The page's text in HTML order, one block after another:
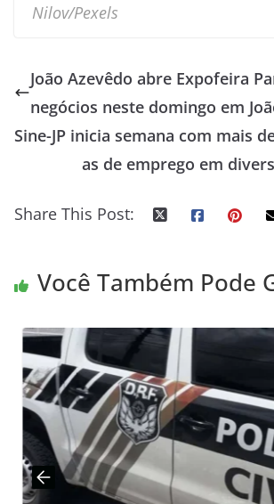
Nilov/Pexels
João Azevêdo abre Expofeira
negócios neste domingo em
Sine-JP inicia semana com mais
as de emprego em
Share This Post:
Você Também Pode